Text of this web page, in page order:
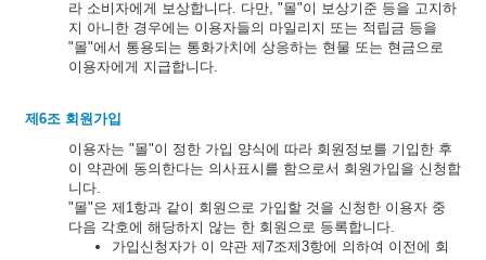
라 소비자에게 보상합니다. 다만, "몰"이 보상기준 등을 고지하
지 아니한 경우에는 이용자들의 마일리지 또는 적립금 등을
"몰"에서 통용되는 통화가치에 상응하는 현물 또는 현금으로
이용자에게 지급합니다.
제6조 회원가입
이용자는 "몰"이 정한 가입 양식에 따라 회원정보를 기입한 후
이 약관에 동의한다는 의사표시를 함으로서 회원가입을 신청합
니다.
"몰"은 제1항과 같이 회원으로 가입할 것을 신청한 이용자 중
다음 각호에 해당하지 않는 한 회원으로 등록합니다.
가입신청자가 이 약관 제7조제3항에 의하여 이전에 회